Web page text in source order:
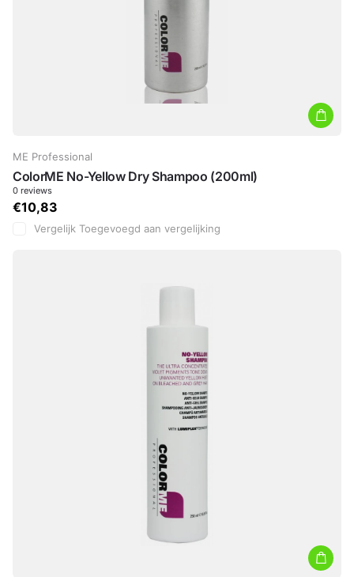
ME Professional
ColorME No-Yellow Dry Shampoo (200ml)
0 reviews
€10,83
Vergelijk Toegevoegd aan vergelijking